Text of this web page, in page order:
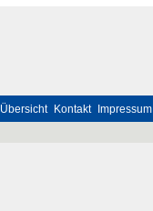
Übersicht Kontakt Impressum